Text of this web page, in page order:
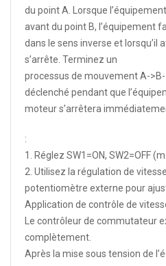
du point A. Lorsque
avant du point B, l’équipement
dans le sens inverse et lorsqu’il
s’arrête. Terminez un
processus de mouvement A-
déclenché pendant que
moteur s’arrêtera
:
1. Réglez SW1=ON, SW2=OFF
2. Utilisez la régulation de
potentiomètre externe pour
Application de contrôle de
Le contrôleur de commutateur
complètement.
Après la mise sous tension de